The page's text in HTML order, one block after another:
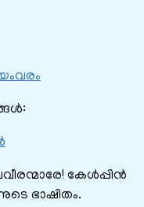
കേൾപ്പിൻ
ഭാഷിതം.